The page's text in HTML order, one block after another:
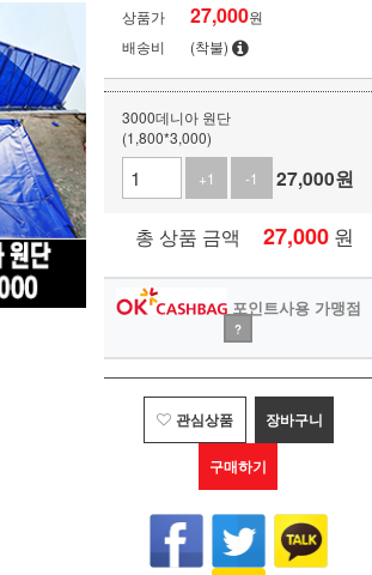
상품가 27,000원
배송비
(착불)
3000데니아 원단
(1,800*3,000)
+1
-1 27,000원
총 상품 금액 27,000 원
포인트사용 가맹점
?
관심상품 장바구니
구매하기